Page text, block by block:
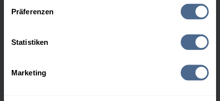
Präferenzen
Statistiken
Marketing
Datum